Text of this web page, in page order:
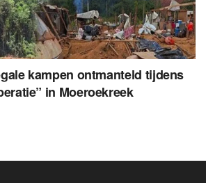
kampen ontmanteld tijdens
in Moeroekreek